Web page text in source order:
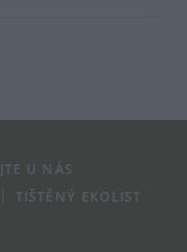
U NÁS
TIŠTĚNÝ EKOLIST